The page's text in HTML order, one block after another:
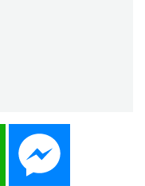
WhatsApp